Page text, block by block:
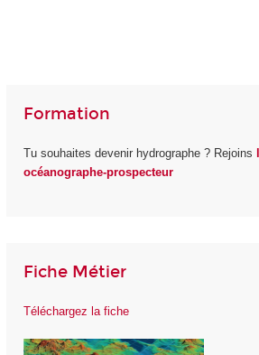
Formation
Tu souhaites devenir hydrographe ? Rejoins
océanographe-prospecteur
Fiche Métier
Téléchargez la fiche